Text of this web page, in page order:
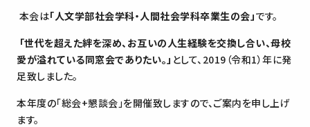
本会は「人文学部社会学科・人間社会学科卒業生の会」です。
「世代を超えた絆を深め、お互いの人生経験を交換し合い、母校
愛が溢れている同窓会でありたい。」 として、2019（令和1）年に発
足致しました。
本年度の「総会+懇談会」を開催致しますので、ご案内を申し上げ
ます。